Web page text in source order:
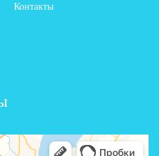
Контакты